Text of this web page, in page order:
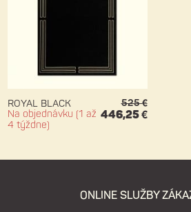
ROYAL BLACK
Na objednávku (1 až
4 týždne)
525 €
446,25 €
ONLINE SLUŽBY